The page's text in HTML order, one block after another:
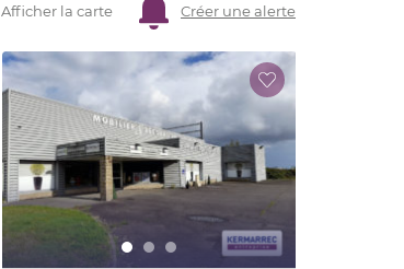
Afficher la carte Créer une alerte